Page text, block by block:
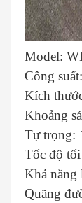
Model:
Công
Kích
Khoảng
Tự trọng:
Tốc độ
Khả năng
Quãng